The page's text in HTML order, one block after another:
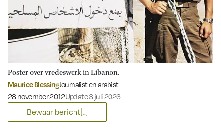
Poster over vredeswerk in Libanon.
Maurice BlessingJournalist en arabist
Gepubliceerd op:
28 november 2012Update 3 juli 2026
Bewaar bericht